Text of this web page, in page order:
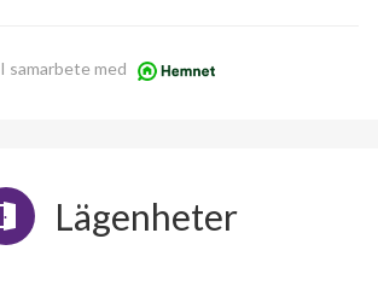
I samarbete med
Lägenheter